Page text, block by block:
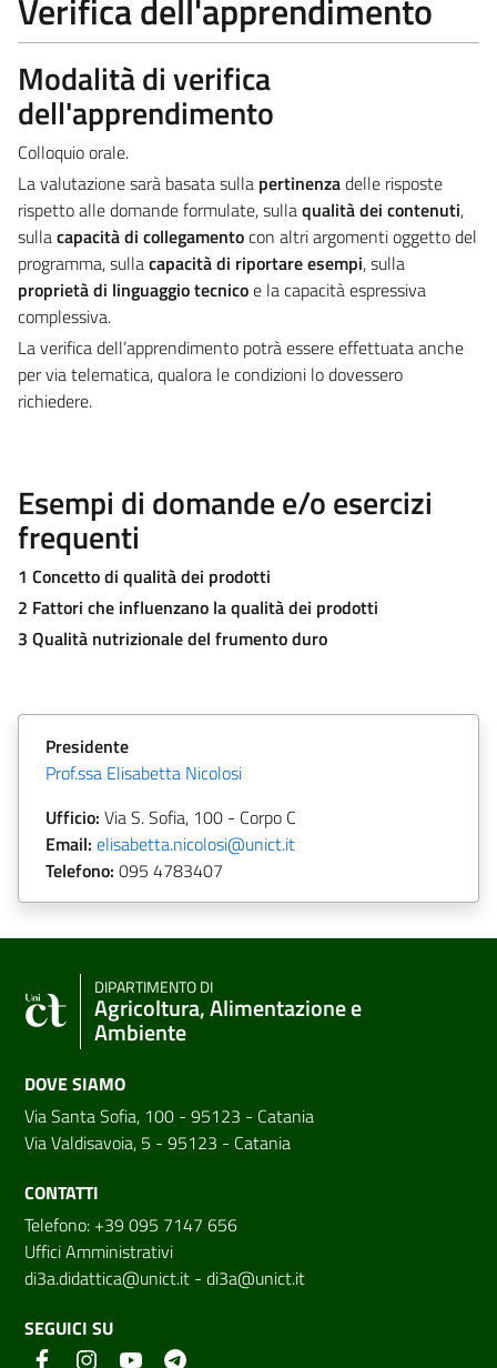
Verifica dell'apprendimento
Modalità di verifica
dell'apprendimento
Colloquio orale.
La valutazione sarà basata sulla pertinenzadelle risposte
rispetto alle domande formulate, sullaqualità dei contenuti,
sullacapacità di collegamentocon altri argomenti oggetto del
programma, sullacapacità di riportare esempi, sulla
proprietà di linguaggio tecnicoe la capacità espressiva
complessiva.
La verifica dell’apprendimento potrà essere effettuata anche
per via telematica, qualora le condizioni lo dovessero
richiedere.
Esempi di domande e/o esercizi
frequenti
1 Concetto di qualità dei prodotti
2 Fattori che influenzano la qualità dei prodotti
3 Qualità nutrizionale del frumento duro
Presidente
Prof.ssa Elisabetta Nicolosi
Ufficio: Via S. Sofia, 100 - Corpo C
Email: elisabetta.nicolosi@unict.it
Telefono: 095 4783407
DIPARTIMENTO DI
Agricoltura, Alimentazione e
Ambiente
DOVE SIAMO
Via Santa Sofia, 100 - 95123 - Catania
Via Valdisavoia, 5 - 95123 - Catania
CONTATTI
Telefono: +39 095 7147 656
Uffici Amministrativi
di3a.didattica@unict.it - di3a@unict.it
SEGUICI SU